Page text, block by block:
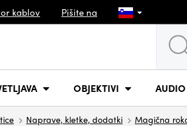
kablov Pišite na
OBJEKTIVI AUDIO
Naprave, kletke, dodatki Magična